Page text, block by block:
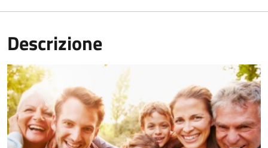
Descrizione